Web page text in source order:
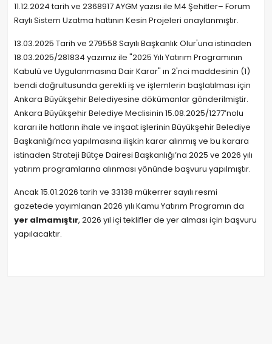
11.12.2024 tarih ve 2368917 AYGM yazısı ile M4 Şehitler– Forum
Raylı Sistem Uzatma hattının Kesin Projeleri onaylanmıştır.
13.03.2025 Tarih ve 279558 Sayılı Başkanlık Olur'una istinaden
18.03.2025/281834 yazımız ile "2025 Yılı Yatırım Programının
Kabulü ve Uygulanmasına Dair Karar" ın 2'nci maddesinin (1)
bendi doğrultusunda gerekli iş ve işlemlerin başlatılması için
Ankara Büyükşehir Belediyesine dökümanlar gönderilmiştir.
Ankara Büyükşehir Belediye Meclisinin 15.08.2025/1277’nolu
kararı ile hatların ihale ve inşaat işlerinin Büyükşehir Belediye
Başkanlığı’nca yapılmasına ilişkin karar alınmış ve bu karara
istinaden Strateji Bütçe Dairesi Başkanlığı’na 2025 ve 2026 yılı
yatırım programlarına alınması yönünde başvuru yapılmıştır.
Ancak 15.01.2026 tarih ve 33138 mükerrer sayılı resmi
gazetede yayımlanan 2026 yılı Kamu Yatırım Programın da
yer almamıştır, 2026 yıl içi teklifler de yer alması için başvuru
yapılacaktır.